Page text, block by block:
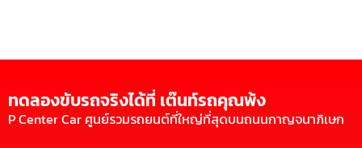
ทดลองขับรถจริงได้ที่ เต๊นท์รถคุณพ้ง
P Center Car ศูนย์รวมรถยนต์ที่ใหญ่ที่สุดบนถนนกาญจนาภิเษก